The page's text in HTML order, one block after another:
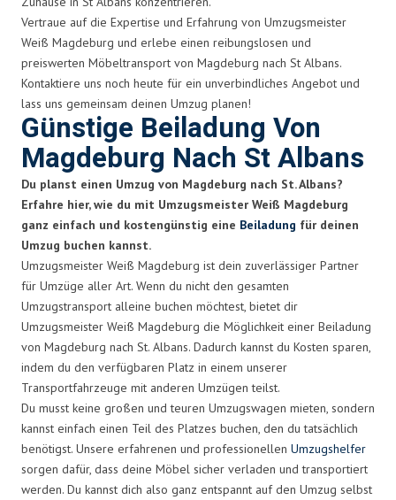
Vertraue auf die Expertise und Erfahrung von Umzugsmeister
Weiß Magdeburg und erlebe einen reibungslosen und
preiswerten Möbeltransport von Magdeburg nach St Albans.
Kontaktiere uns noch heute für ein unverbindliches Angebot und
lass uns gemeinsam deinen Umzug planen!
Günstige Beiladung Von
Magdeburg Nach St Albans
Du planst einen Umzug von Magdeburg nach St. Albans?
Erfahre hier, wie du mit Umzugsmeister Weiß Magdeburg
ganz einfach und kostengünstig eine Beiladung für deinen
Umzug buchen kannst.
Umzugsmeister Weiß Magdeburg ist dein zuverlässiger Partner
für Umzüge aller Art. Wenn du nicht den gesamten
Umzugstransport alleine buchen möchtest, bietet dir
Umzugsmeister Weiß Magdeburg die Möglichkeit einer Beiladung
von Magdeburg nach St. Albans. Dadurch kannst du Kosten sparen,
indem du den verfügbaren Platz in einem unserer
Transportfahrzeuge mit anderen Umzügen teilst.
Du musst keine großen und teuren Umzugswagen mieten, sondern
kannst einfach einen Teil des Platzes buchen, den du tatsächlich
benötigst. Unsere erfahrenen und professionellen Umzugshelfer
sorgen dafür, dass deine Möbel sicher verladen und transportiert
werden. Du kannst dich also ganz entspannt auf den Umzug selbst